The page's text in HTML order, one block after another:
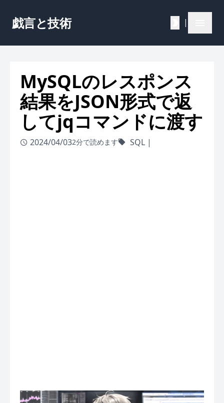
戯言と技術 |
MySQLのレスポンス
結果をJSON形式で返
してjqコマンドに渡す
2024/04/032分で読めます SQL |